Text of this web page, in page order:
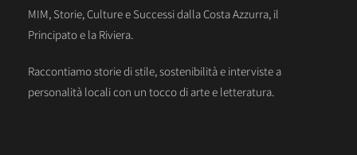
MIM, Storie, Culture e Successi dalla Costa Azzurra, il
Principato e la Riviera.
Raccontiamo storie di stile, sostenibilità e interviste a
personalità locali con un tocco di arte e letteratura.